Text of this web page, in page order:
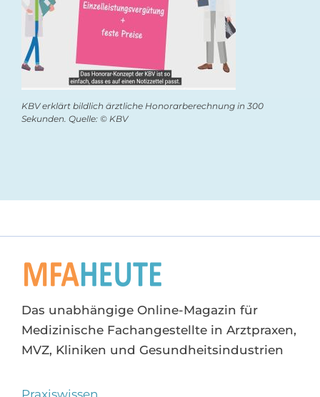
KBV erklärt bildlich ärztliche Honorarberechnung in 300
Sekunden. Quelle: © KBV
Das unabhängige Online-Magazin für
Medizinische Fachangestellte in Arztpraxen,
MVZ, Kliniken und Gesundheitsindustrien
Praxiswissen